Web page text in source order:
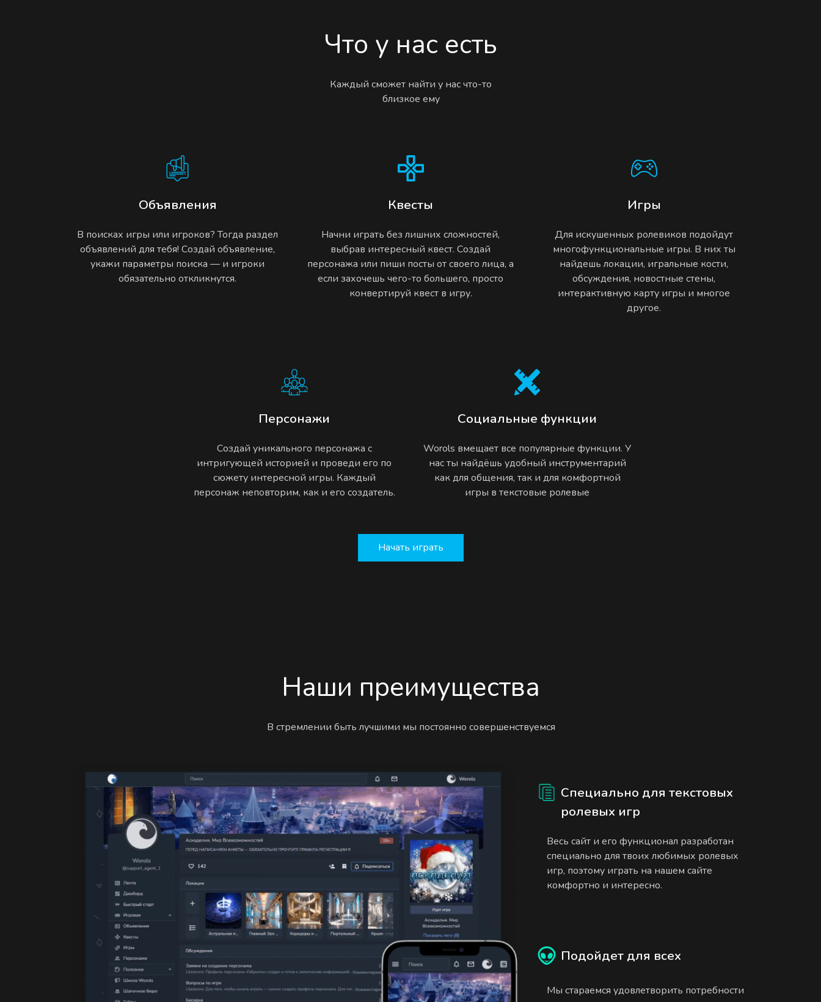
Что у нас есть
Каждый сможет найти у нас что-то
близкое ему
Объявления
В поисках игры или игроков? Тогда раздел
объявлений для тебя! Создай объявление,
укажи параметры поиска — и игроки
обязательно откликнутся.
Квесты
Начни играть без лишних сложностей,
выбрав интересный квест. Создай
персонажа или пиши посты от своего лица, а
если захочешь чего-то большего, просто
конвертируй квест в игру.
Игры
Для искушенных ролевиков подойдут
многофункциональные игры. В них ты
найдешь локации, игральные кости,
обсуждения, новостные стены,
интерактивную карту игры и многое
другое.
Персонажи
Создай уникального персонажа с
интригующей историей и проведи его по
сюжету интересной игры. Каждый
персонаж неповторим, как и его создатель.
Социальные функции
Worols вмещает все популярные функции. У
нас ты найдёшь удобный инструментарий
как для общения, так и для комфортной
игры в текстовые ролевые
Начать играть
Наши преимущества
В стремлении быть лучшими мы постоянно совершенствуемся
Специально для текстовых
ролевых игр
Весь сайт и его функционал разработан
специально для твоих любимых ролевых
игр, поэтому играть на нашем сайте
комфортно и интересно.
Подойдет для всех
Мы стараемся удовлетворить потребности